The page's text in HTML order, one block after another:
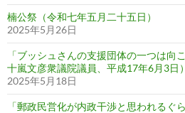
楠公祭（令和七年五月二十五日）
2025年5月26日
「ブッシュさんの支援団体の一つは向
十嵐文彦衆議院議員、平成17年6月3日）
2025年5月18日
「郵政民営化が内政干渉と思われるぐ